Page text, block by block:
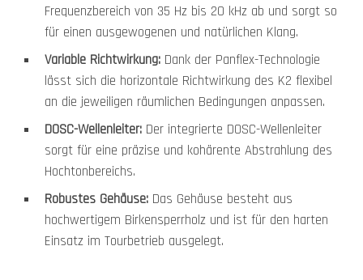
Frequenzbereich von 35 Hz bis 20 kHz ab und sorgt so
für einen ausgewogenen und natürlichen Klang.
Variable Richtwirkung: Dank der Panflex-Technologie
lässt sich die horizontale Richtwirkung des K2 flexibel
an die jeweiligen räumlichen Bedingungen anpassen.
DOSC-Wellenleiter: Der integrierte DOSC-Wellenleiter
sorgt für eine präzise und kohärente Abstrahlung des
Hochtonbereichs.
Robustes Gehäuse: Das Gehäuse besteht aus
hochwertigem Birkensperrholz und ist für den harten
Einsatz im Tourbetrieb ausgelegt.